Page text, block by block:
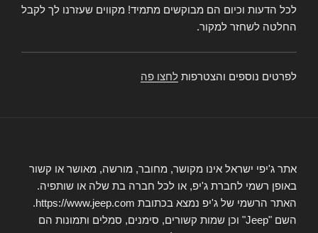
לכל הדעות וכיום הם מבוקשים מתמיד! מקווים שעזרנו לך לקבל
החלטה לשחזר למקור.
לפרטים נוספים והצטרפות לחצו פה
אתר ג'יפי ישראל אינו מקושר, מחובר, מורשה, מאושר או קשור
באופן רשמי לחברת ג'יפ, או לכל חברה בת שלה או שותפיה.
האתר הרשמי של ג'יפ נמצא בכתובת https://www.jeep.com.
השם "Jeep" וכן שמות קשורים, סימנים, סמלים ותמונות הם